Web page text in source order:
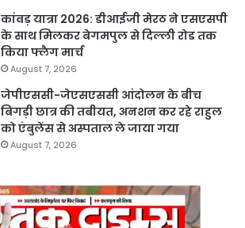
कांवड़ यात्रा 2026: डीआईजी मेरठ ने एसएसपी
के साथ मिलकर बेगमपुल से दिल्ली रोड तक
किया फ्लैग मार्च
August 7, 2026
जेपीएससी-जेएसएससी आंदोलन के बीच
बिगड़ी छात्र की तबीयत, अनशन कर रहे राहुल
को एंबुलेंस से अस्पताल ले जाया गया
August 7, 2026